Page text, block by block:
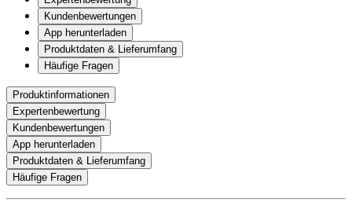
Kundenbewertungen
App herunterladen
Produktdaten & Lieferumfang
Häufige Fragen
Produktinformationen
Expertenbewertung
Kundenbewertungen
App herunterladen
Produktdaten & Lieferumfang
Häufige Fragen